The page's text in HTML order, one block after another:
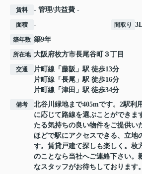
賃料 - 管理/共益費 -
面積 - 間取り
築年数 築9年
所在地 大阪府枚方市長尾谷町 ３丁目
交通 片町線 「 藤阪 」駅 徒歩13分
片町線 「 長尾 」駅 徒歩16分
片町線 「 津田 」駅 徒歩34分
備考
北谷川緑地まで405mです。2駅利
に応じて路線を選ぶことができま
たる気持ちの良い物件をご提供い
ほどで駅にアクセスできる、立地
す。賃貸戸建て探しも楽しく。枚
のことなら当社へご連絡下さい。
なスタッフがお待ちしております。